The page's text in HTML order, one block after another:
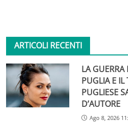
ARTICOLI RECENTI
LA
PUGLIA E IL
PUGLIESE
D’AUTORE
Ago 8, 2026